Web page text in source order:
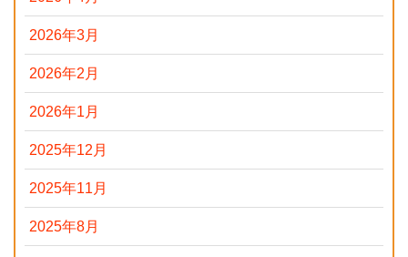
2026年3月
2026年2月
2026年1月
2025年12月
2025年11月
2025年8月